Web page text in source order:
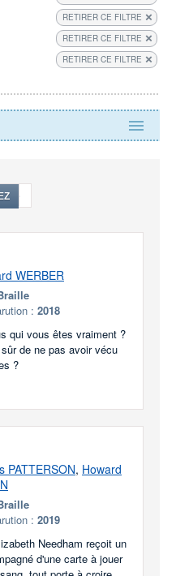
RETIRER CE FILTRE
RETIRER CE FILTRE
RETIRER CE FILTRE
WERBER
: 2018
qui vous êtes vraiment ?
de ne pas avoir vécu
?
PATTERSON, Howard
: 2019
Needham reçoit un
d'une carte à jouer